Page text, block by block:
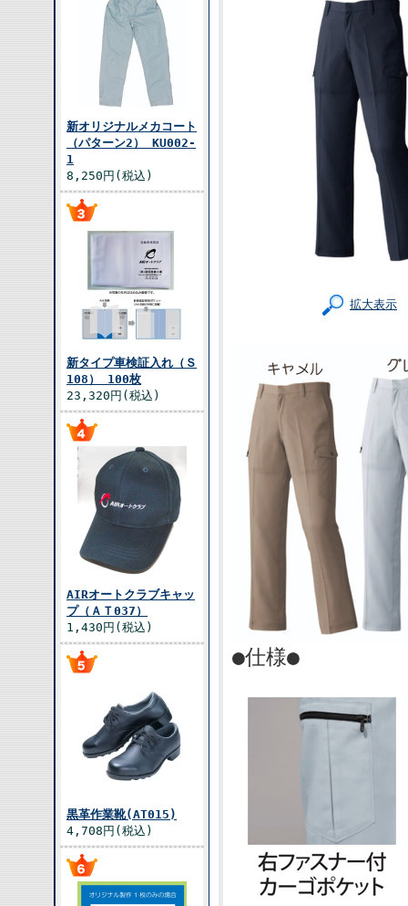
新オリジナルメカコート
（パターン2） KU002-
1
8,250円(税込)
新タイプ車検証入れ（Ｓ
108） 100枚
23,320円(税込)
AIRオートクラブキャッ
プ（ＡＴ037）
1,430円(税込)
黒革作業靴(AT015)
4,708円(税込)
拡大表示
●仕様●